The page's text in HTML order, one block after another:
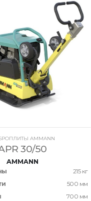
AMMANN
30/50
AMMANN
215 кг
500 мм
700 мм